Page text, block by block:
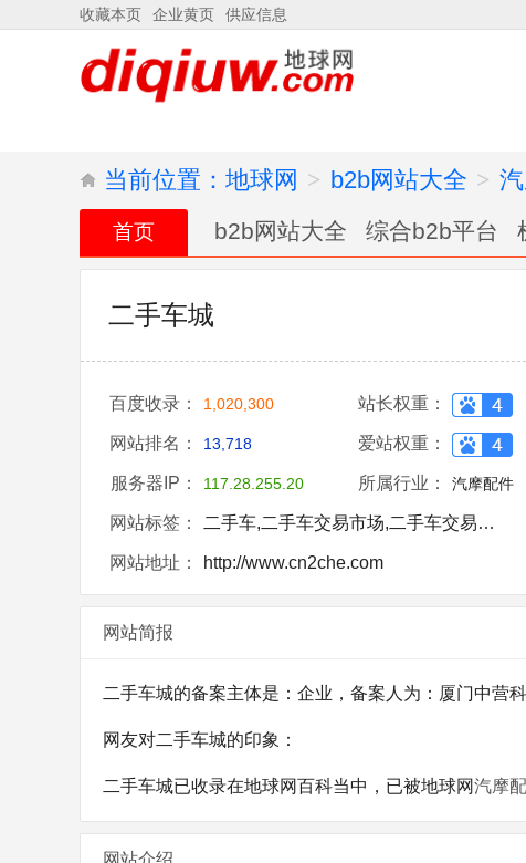
收藏本页 企业黄页 供应信息
当前位置： 地球网 > b2b网站大全 >
首页 b2b网站大全 综合b2b平台
二手车城
百度收录： 1,020,300 站长权重：
网站排名： 13,718 爱站权重：
服务器IP： 117.28.255.20 所属行业： 汽摩配件
网站标签： 二手车,二手车交易市场,二手车交易网,二手汽车
网站地址： http://www.cn2che.com
网站简报
二手车城的备案主体是：企业，备案人为：厦门中营
网友对二手车城的印象：
二手车城已收录在地球网百科当中，已被地球网汽摩
网站介绍